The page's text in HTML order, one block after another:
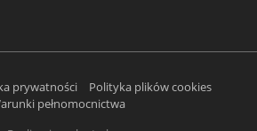
prywatności
Polityka plików cookies
pełnomocnictwa